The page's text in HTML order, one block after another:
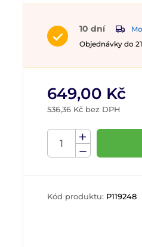
10 dní
Objednávky do
649,00 Kč
536,36 Kč bez DPH
Kód produktu: P119248